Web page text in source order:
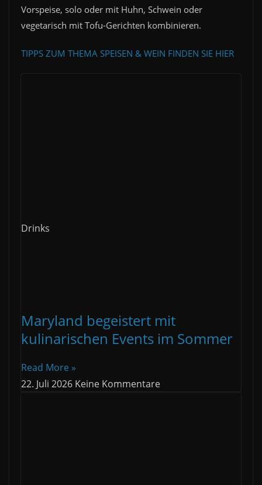
Vorspeise, solo oder mit Huhn, Schwein oder
vegetarisch mit Tofu-Gerichten kombinieren.
TIPPS ZUM THEMA SPEISEN & WEIN FINDEN SIE HIER
Drinks
Maryland begeistert mit
kulinarischen Events im Sommer
Read More »
22. Juli 2026 Keine Kommentare